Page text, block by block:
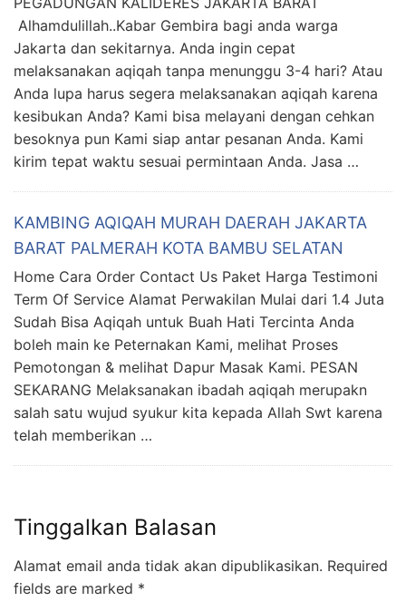
Alhamdulillah..Kabar Gembira bagi anda warga
Jakarta dan sekitarnya. Anda ingin cepat
melaksanakan aqiqah tanpa menunggu 3-4 hari? Atau
Anda lupa harus segera melaksanakan aqiqah karena
kesibukan Anda? Kami bisa melayani dengan cehkan
besoknya pun Kami siap antar pesanan Anda. Kami
kirim tepat waktu sesuai permintaan Anda. Jasa …
KAMBING AQIQAH MURAH DAERAH JAKARTA
BARAT PALMERAH KOTA BAMBU SELATAN
Home Cara Order Contact Us Paket Harga Testimoni
Term Of Service Alamat Perwakilan Mulai dari 1.4 Juta
Sudah Bisa Aqiqah untuk Buah Hati Tercinta Anda
boleh main ke Peternakan Kami, melihat Proses
Pemotongan & melihat Dapur Masak Kami. PESAN
SEKARANG Melaksanakan ibadah aqiqah merupakn
salah satu wujud syukur kita kepada Allah Swt karena
telah memberikan …
Tinggalkan Balasan
Alamat email anda tidak akan dipublikasikan. Required
fields are marked *